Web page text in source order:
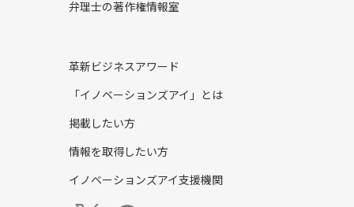
弁理士の著作権情報室
革新ビジネスアワード
「イノベーションズアイ」とは
掲載したい方
情報を取得したい方
イノベーションズアイ支援機関